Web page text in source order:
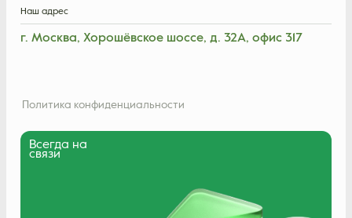
Политика конфиденциальности
Наш адрес
г. Москва, Хорошёвское шоссе, д. 32А, офис 317
Всегда на
связи